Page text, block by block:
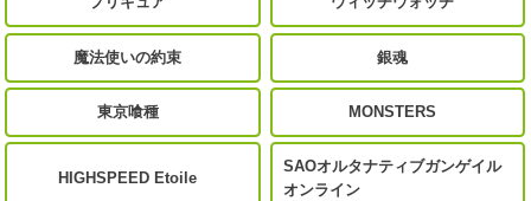
魔法使いの約束 銀魂
東京喰種 MONSTERS
HIGHSPEED Etoile
SAOオルタナティブガンゲイル
オンライン